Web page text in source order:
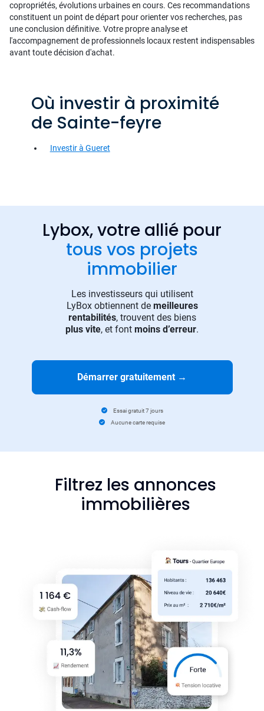
copropriétés, évolutions urbaines en cours. Ces recommandations
constituent un point de départ pour orienter vos recherches, pas
une conclusion définitive. Votre propre analyse et
l'accompagnement de professionnels locaux restent indispensables
avant toute décision d'achat.
Où investir à proximité
de Sainte-feyre
Investir à Gueret
Lybox, votre allié pour
tous vos projets
immobilier
Les investisseurs qui utilisent
LyBox obtiennent de meilleures
rentabilités, trouvent des biens
plus vite, et font moins d’erreur.
Démarrer gratuitement →
Essai gratuit 7 jours
Aucune carte requise
Filtrez les annonces
immobilières